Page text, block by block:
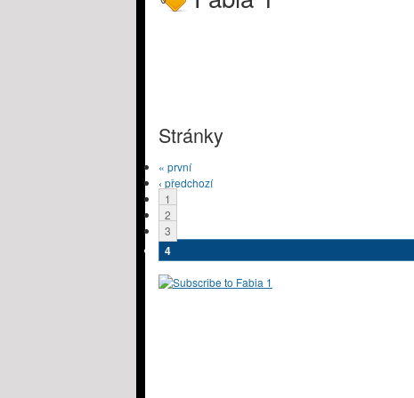
Stránky
« první
‹ předchozí
1
2
3
4